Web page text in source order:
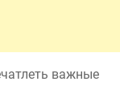
важные